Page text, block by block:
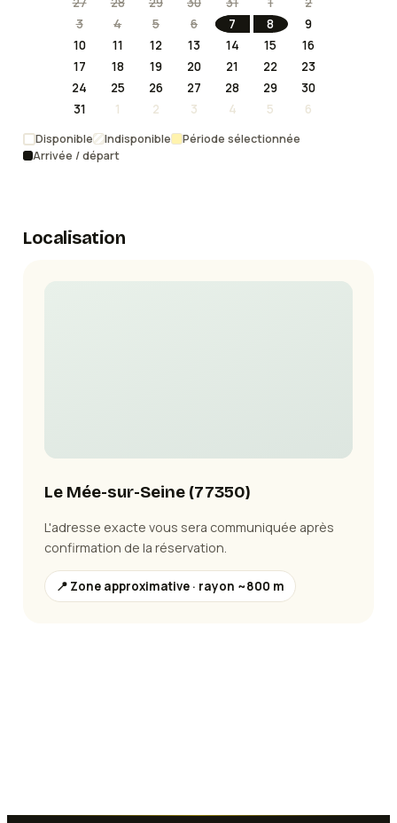
3
4 5 6 7 8
9
10
11 12 13 14 15
16
17
18 19 20 21 22
23
24
25 26 27 28 29
30
31
1 2 3 4 5 6
Disponible Indisponible
Période sélectionnée
Arrivée / départ
Localisation
Le Mée-sur-Seine (77350)
L'adresse exacte vous sera communiquée après
confirmation de la réservation.
📍 Zone approximative · rayon ~800 m